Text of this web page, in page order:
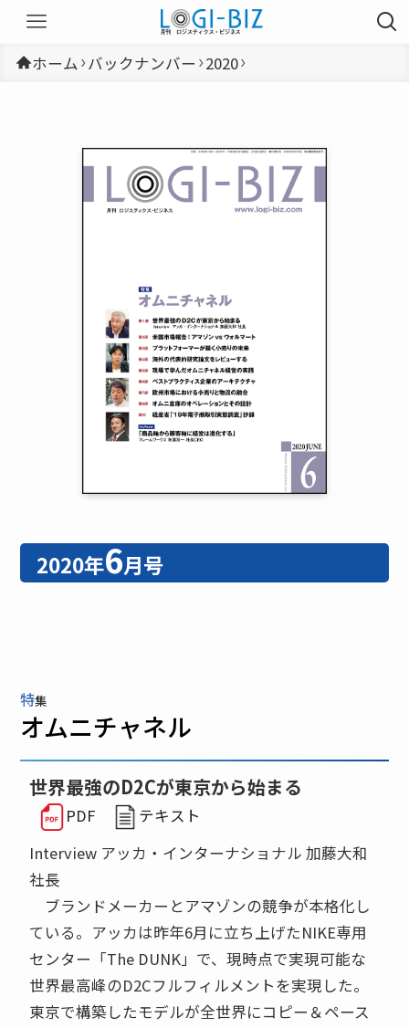
ホーム バックナンバー 2020
2020年6月号
特集
オムニチャネル
世界最強のD2Cが東京から始まる
PDF
テキスト
Interview アッカ・インターナショナル 加藤大和
社長
ブランドメーカーとアマゾンの競争が本格化し
ている。アッカは昨年6月に立ち上げたNIKE専用
センター「The DUNK」で、現時点で実現可能な
世界最高峰のD2Cフルフィルメントを実現した。
東京で構築したモデルが全世界にコピー＆ペース